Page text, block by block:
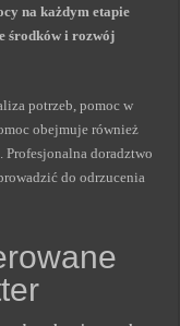
na każdym etapie
środków i rozwój
potrzeb, pomoc w
obejmuje również
Profesjonalna doradztwo
do odrzucenia